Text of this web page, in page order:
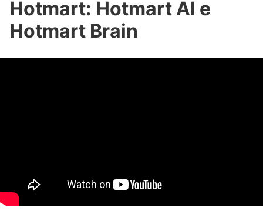
Hotmart: Hotmart AI e
Hotmart Brain